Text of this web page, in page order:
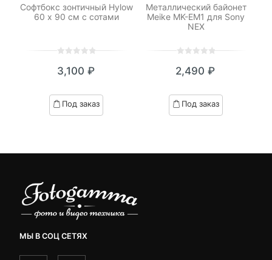
Софтбокс зонтичный Hylow
60 х 90 см с сотами
out
based
on
3,100 ₽
Под заказ
Металлический байонет
Meike MK-EM1 для Sony
NEX
out
based
on
2,490 ₽
Под заказ
МЫ В СОЦ СЕТЯХ